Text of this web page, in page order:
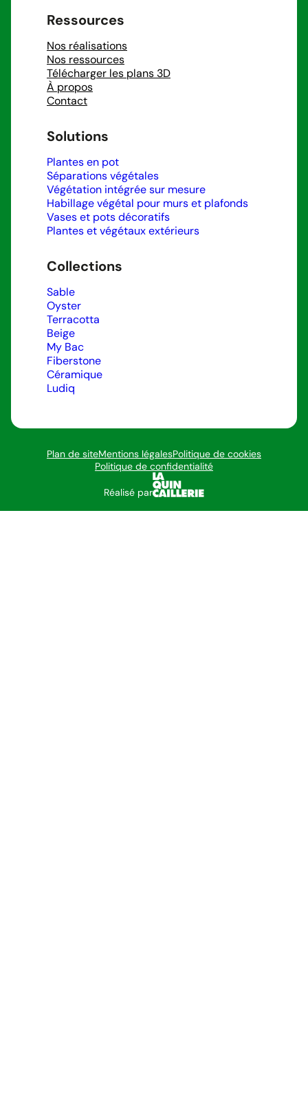
Ressources
Nos réalisations
Nos ressources
Télécharger les plans 3D
À propos
Contact
Solutions
Plantes en pot
Séparations végétales
Végétation intégrée sur mesure
Habillage végétal pour murs et plafonds
Vases et pots décoratifs
Plantes et végétaux extérieurs
Collections
Sable
Oyster
Terracotta
Beige
My Bac
Fiberstone
Céramique
Ludiq
Plan de siteMentions légalesPolitique de cookies
Politique de confidentialité
Réalisé par